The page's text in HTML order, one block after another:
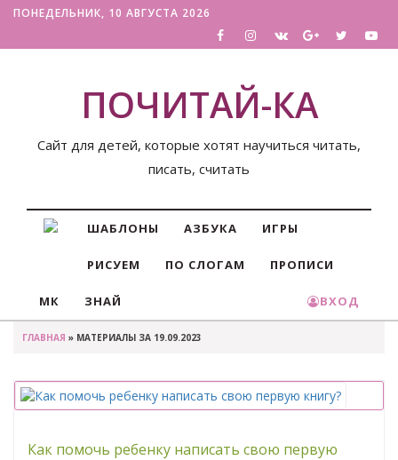
ПОНЕДЕЛЬНИК, 10 АВГУСТА 2026
ПОЧИТАЙ-КА
Сайт для детей, которые хотят научиться читать,
писать, считать
ШАБЛОНЫ АЗБУКА ИГРЫ
РИСУЕМ ПО СЛОГАМ ПРОПИСИ
МК ЗНАЙ ВХОД
ГЛАВНАЯ » МАТЕРИАЛЫ ЗА 19.09.2023
Как помочь ребенку написать свою первую